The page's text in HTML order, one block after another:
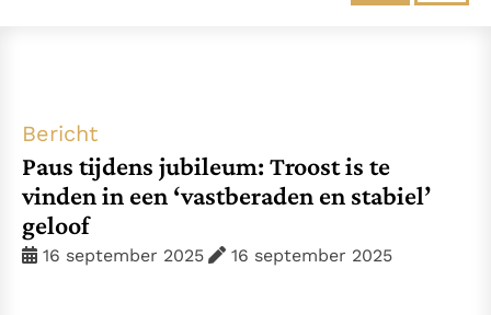
Thema’s
Berichten
Denzinger
Nieuwsbrief
Gebruiksvoorwaarden
Nieuwste Documenten
Bericht
Paus tijdens jubileum: Troost is te
vinden in een ‘vastberaden en stabiel’
geloof
16 september 2025 16 september 2025